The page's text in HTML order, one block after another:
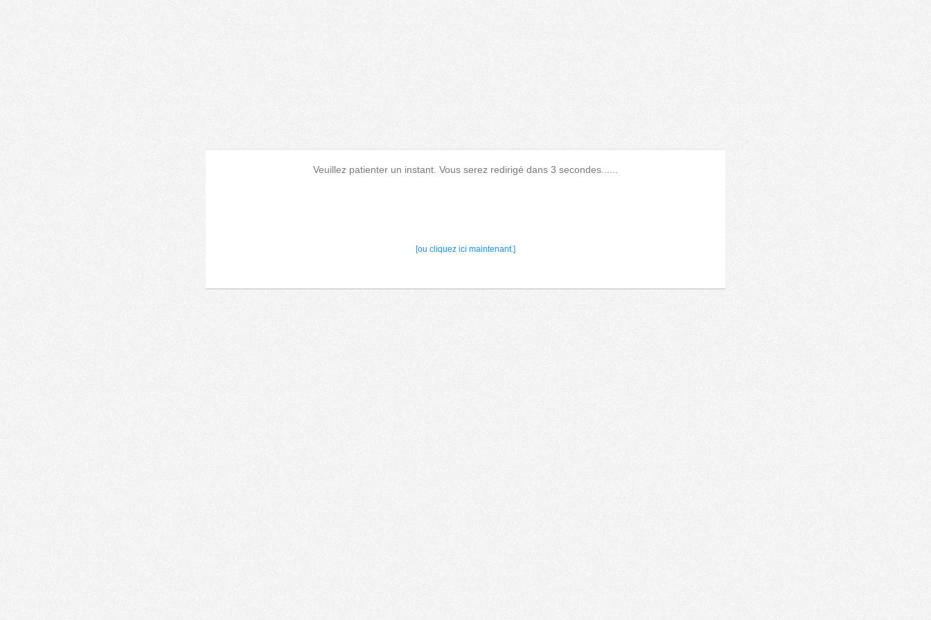
Veuillez patienter un instant. Vous serez redirigé dans 3 secondes......
[ou cliquez ici maintenant.]